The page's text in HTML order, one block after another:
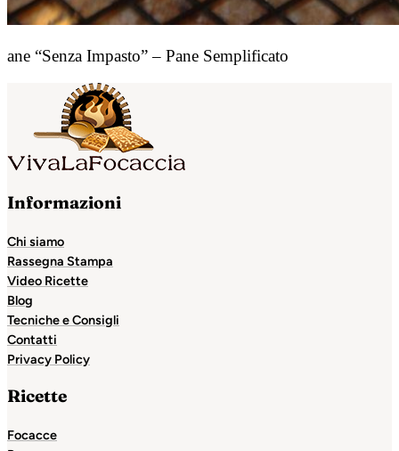
ane “Senza Impasto” – Pane Semplificato
Informazioni
Chi siamo
Rassegna Stampa
Video Ricette
Blog
Tecniche e Consigli
Contatti
Privacy Policy
Ricette
Focacce